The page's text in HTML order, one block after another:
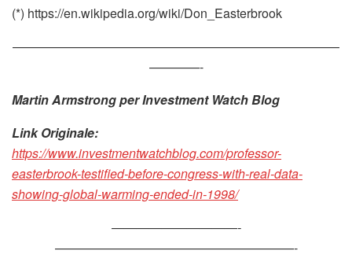
(*) https://en.wikipedia.org/wiki/Don_Easterbrook
——————————————————————————
————-
Martin Armstrong per Investment Watch Blog
Link Originale:
https://www.investmentwatchblog.com/professor-
easterbrook-testified-before-congress-with-real-data-
showing-global-warming-ended-in-1998/
——————————-
———————————————————-